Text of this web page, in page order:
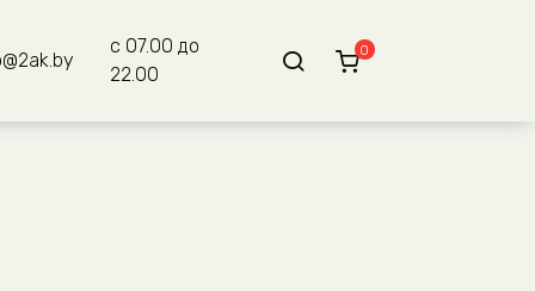
с 07.00 до
22.00
0